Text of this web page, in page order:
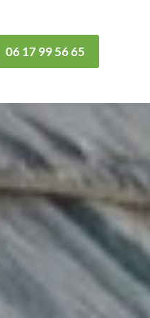
06 17 99 56 65